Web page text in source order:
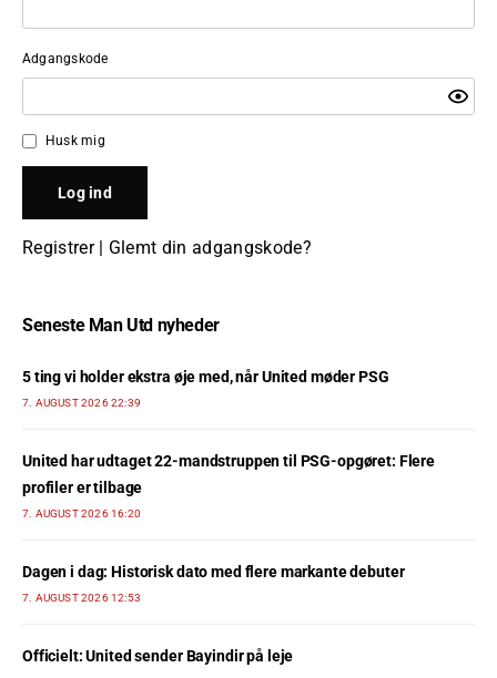
Adgangskode
Husk mig
Registrer| Glemt din adgangskode?
Seneste Man Utd nyheder
5 ting vi holder ekstra øje med, når United møder PSG
7. AUGUST 2026 22:39
United har udtaget 22-mandstruppen til PSG-opgøret: Flere
profiler er tilbage
7. AUGUST 2026 16:20
Dagen i dag: Historisk dato med flere markante debuter
7. AUGUST 2026 12:53
Officielt: United sender Bayindir på leje